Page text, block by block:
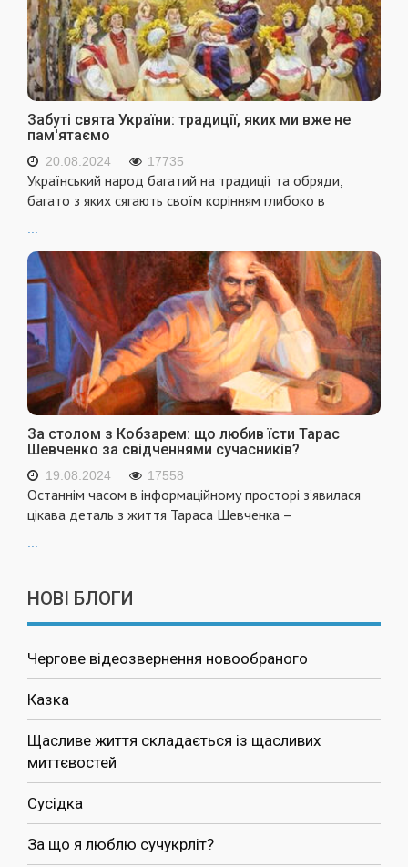
Забуті свята України: традиції, яких ми вже не
пам'ятаємо
20.08.2024 17735
Український народ багатий на традиції та обряди,
багато з яких сягають своїм корінням глибоко в
За столом з Кобзарем: що любив їсти Тарас
Шевченко за свідченнями сучасників?
19.08.2024 17558
Останнім часом в інформаційному просторі з’явилася
цікава деталь з життя Тараса Шевченка –
НОВІ БЛОГИ
Чергове відеозвернення новообраного
Казка
Щасливе життя складається із щасливих
миттєвостей
Сусідка
За що я люблю сучукрліт?